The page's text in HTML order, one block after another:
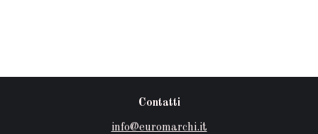
Contatti
info@euromarchi.it